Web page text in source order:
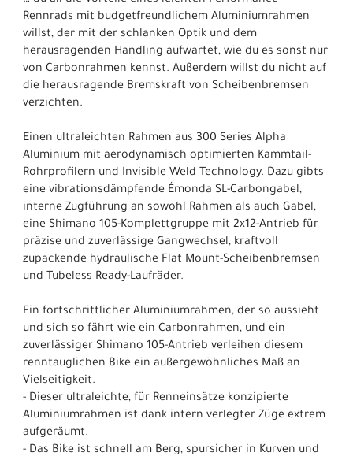
Rennrads mit budgetfreundlichem Aluminiumrahmen
willst, der mit der schlanken Optik und dem
herausragenden Handling aufwartet, wie du es sonst nur
von Carbonrahmen kennst. Außerdem willst du nicht auf
die herausragende Bremskraft von Scheibenbremsen
verzichten.
Einen ultraleichten Rahmen aus 300 Series Alpha
Aluminium mit aerodynamisch optimierten Kammtail-
Rohrprofilern und Invisible Weld Technology. Dazu gibts
eine vibrationsdämpfende Émonda SL-Carbongabel,
interne Zugführung an sowohl Rahmen als auch Gabel,
eine Shimano 105-Komplettgruppe mit 2x12-Antrieb für
präzise und zuverlässige Gangwechsel, kraftvoll
zupackende hydraulische Flat Mount-Scheibenbremsen
und Tubeless Ready-Laufräder.
Ein fortschrittlicher Aluminiumrahmen, der so aussieht
und sich so fährt wie ein Carbonrahmen, und ein
zuverlässiger Shimano 105-Antrieb verleihen diesem
renntauglichen Bike ein außergewöhnliches Maß an
Vielseitigkeit.
- Dieser ultraleichte, für Renneinsätze konzipierte
Aluminiumrahmen ist dank intern verlegter Züge extrem
aufgeräumt.
- Das Bike ist schnell am Berg, spursicher in Kurven und